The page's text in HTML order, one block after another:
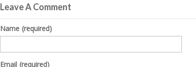
0%
Leave A Comment
Name (required)
Email (required)